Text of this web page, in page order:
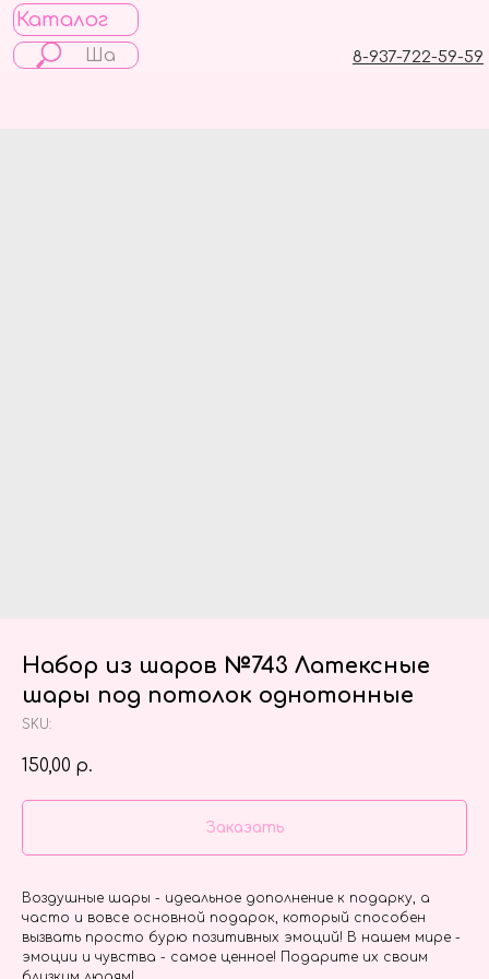
Каталог
8-937-722-59-59
Набор из шаров №743 Латексные
шары под потолок однотонные
SKU:
150,00 р.
Заказать
Воздушные шары - идеальное дополнение к подарку, а
часто и вовсе основной подарок, который способен
вызвать просто бурю позитивных эмоций! В нашем мире -
эмоции и чувства - самое ценное! Подарите их своим